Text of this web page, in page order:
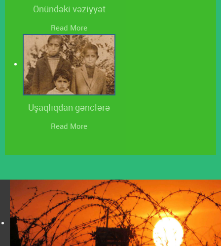
Önündəki vəziyyət
Read More
Uşaqlıqdan gənclərə
Read More